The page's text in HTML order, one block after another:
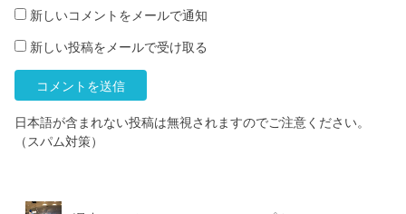
新しいコメントをメールで通知
新しい投稿をメールで受け取る
日本語が含まれない投稿は無視されますのでご注意ください。
（スパム対策）